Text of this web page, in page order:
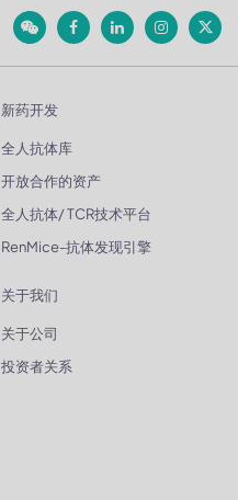
新药开发
全人抗体库
开放合作的资产
全人抗体/ TCR技术平台
RenMice-抗体发现引擎
关于我们
关于公司
投资者关系